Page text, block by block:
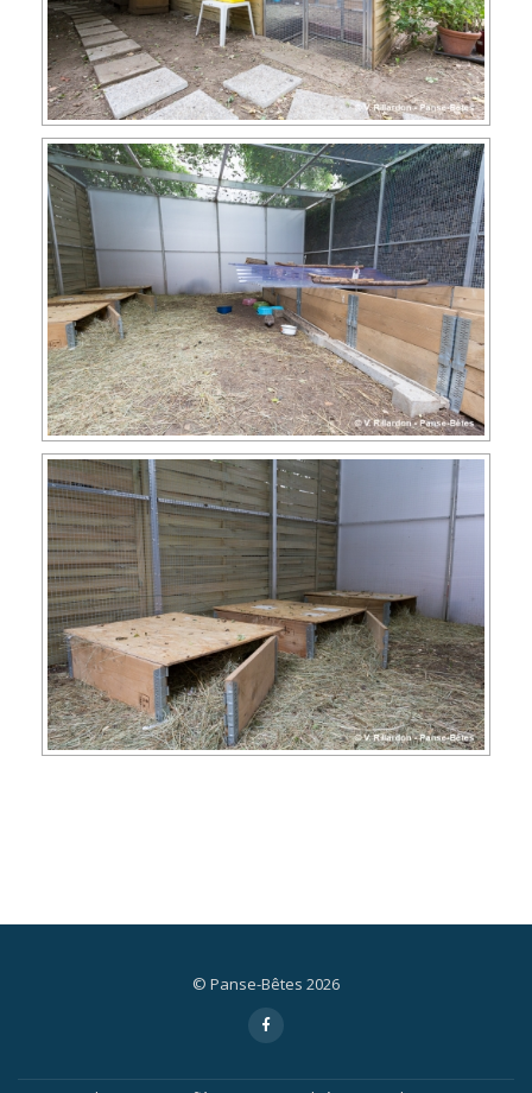
© Panse-Bêtes 2026
secondaire
fa-
facebook-